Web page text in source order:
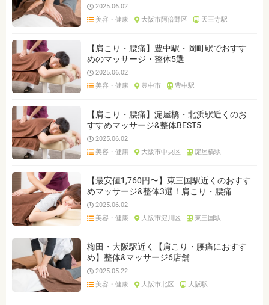
2025.06.02
美容・健康
大阪市阿倍野区 天王寺駅
【肩こり・腰痛】豊中駅・岡町駅でおすす
めのマッサージ・整体5選
2025.06.02
美容・健康
豊中市 豊中駅
【肩こり・腰痛】淀屋橋・北浜駅近くのお
すすめマッサージ&整体BEST5
2025.06.02
美容・健康
大阪市中央区 淀屋橋駅
【最安値1,760円〜】東三国駅近くのおすす
めマッサージ&整体3選！肩こり・腰痛
2025.06.02
美容・健康
大阪市淀川区 東三国駅
梅田・大阪駅近く【肩こり・腰痛におすす
め】整体&マッサージ6店舗
2025.05.22
美容・健康
大阪市北区 大阪駅